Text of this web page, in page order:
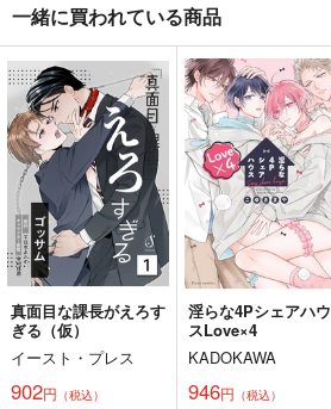
EAS PRAY LOVE
東風
472円（税込）
イース
サンプル
作品詳細
MeLLow
いぬのまちかど
1,887円（税込）
サンプル
作品詳細
一緒に買われている商品
真面目な課長がえろす
ぎる（仮）
イースト・プレス
902円 （税込）
淫らな4Pシェアハウ
スLove×4
KADOKAWA
946円 （税込）